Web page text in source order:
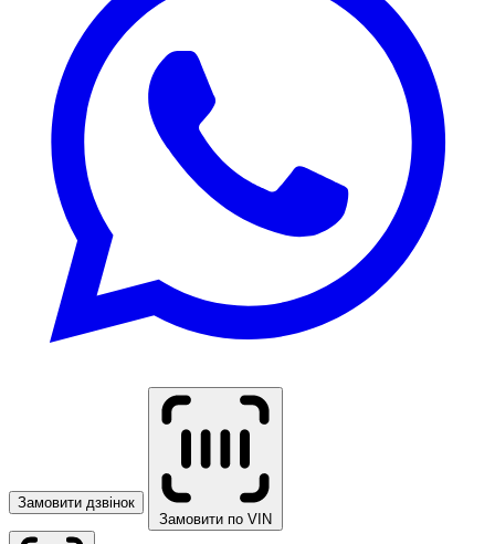
Замовити дзвінок
Замовити по VIN